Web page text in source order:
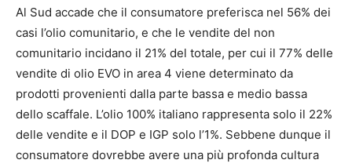
Al Sud accade che il consumatore preferisca nel 56% dei
casi l’olio comunitario, e che le vendite del non
comunitario incidano il 21% del totale, per cui il 77% delle
vendite di olio EVO in area 4 viene determinato da
prodotti provenienti dalla parte bassa e medio bassa
dello scaffale. L’olio 100% italiano rappresenta solo il 22%
delle vendite e il DOP e IGP solo l’1%. Sebbene dunque il
consumatore dovrebbe avere una più profonda cultura